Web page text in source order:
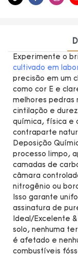
Experimente o
cultivado em
precisão em um
como cor E e
melhores pedras
cintilação e
química, física e
contraparte
Deposição
processo limpo,
camadas de
câmara
nitrogênio ou
Isso garante
assinatura de
Ideal/Excelente
solo, nenhuma
é afetado e
combustíveis